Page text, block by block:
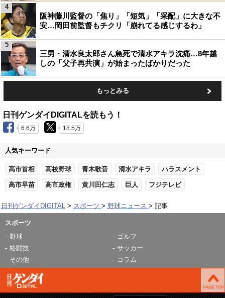
阪神藤川監督の「焦り」「短気」「采配」に大きな不
安…岡田前監督もチクリ「崩れてる感じするわ」
4
三男・清水良太郎さん急死で清水アキラ沈痛…8年越
しの「父子再共演」が始まったばかりだった
5
もっとみる
日刊ゲンダイDIGITALを読もう！
6.6万 18.5万
人気キーワード
高市首相 高校野球 青木歌音 清水アキラ ハラスメント
高市早苗 高市政権 黄川田仁志 巨人 フジテレビ
日刊ゲンダイDIGITAL スポーツ 野球ニュース 記事
スポーツ
野球
ゴルフ
格闘技
サッカー
その他
コラム